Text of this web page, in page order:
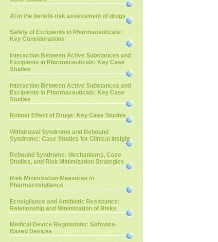
AI in the benefit-risk assessment of drugs
Safety of Excipients in Pharmaceuticals:
Key Considerations
Interaction Between Active Substances and
Excipients in Pharmaceuticals: Key Case
Studies
Interaction Between Active Substances and
Excipients in Pharmaceuticals: Key Case
Studies
Robust Effect of Drugs: Key Case Studies
Withdrawal Syndrome and Rebound
Syndrome: Case Studies for Clinical Insight
Rebound Syndrome: Mechanisms, Case
Studies, and Risk Minimization Strategies
Risk Minimization Measures in
Pharmacovigilance
Ecovigilance and Antibiotic Resistance:
Relationship and Minimization of Risks
Medical Device Regulations: Software-
Based Devices